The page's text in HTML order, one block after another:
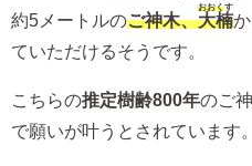
約5メートルのご神木、大楠
おおくす
ていただけるそうです。
こちらの推定樹齢800年のご
で願いが叶うとされています。